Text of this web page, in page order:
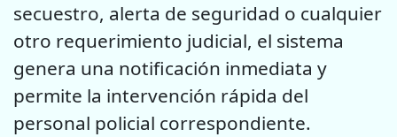
secuestro, alerta de seguridad o cualquier
otro requerimiento judicial, el sistema
genera una notificación inmediata y
permite la intervención rápida del
personal policial correspondiente.